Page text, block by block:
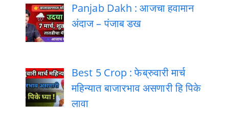
Panjab Dakh : आजचा हवामान
अंदाज – पंजाब डख
Best 5 Crop : फेब्रुवारी मार्च
महिन्यात बाजारभाव असणारी हि पिके
लावा